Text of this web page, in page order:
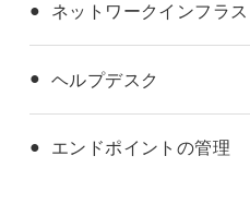
ネットワークインフラ
ヘルプデスク
エンドポイントの管理